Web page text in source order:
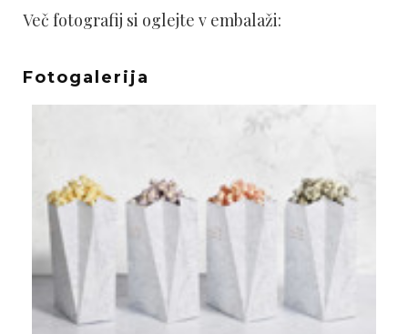
Več fotografij si oglejte v embalaži:
Fotogalerija